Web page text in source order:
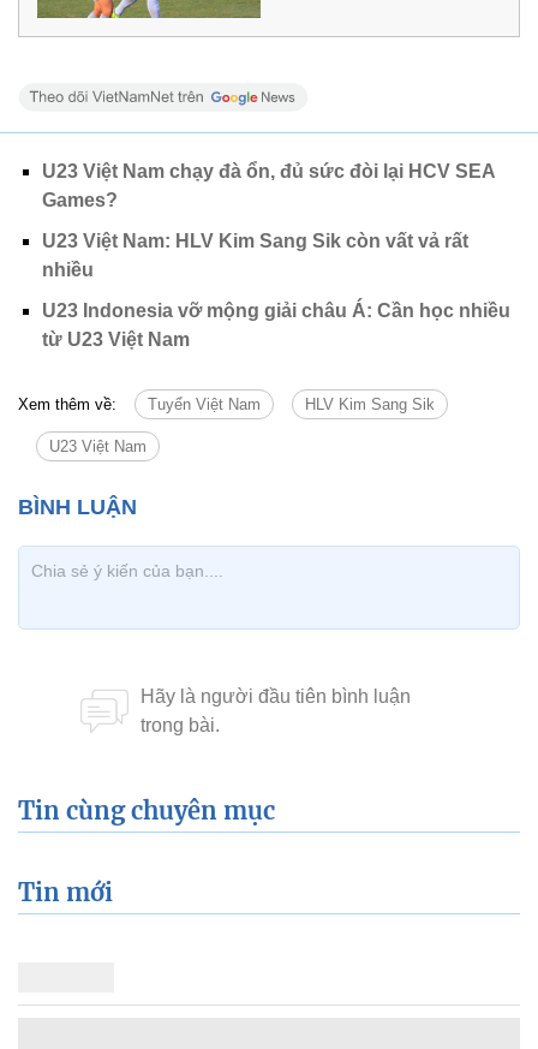
U23 Việt Nam chạy đà ổn, đủ sức đòi lại HCV SEA
Games?
U23 Việt Nam: HLV Kim Sang Sik còn vất vả rất
nhiều
U23 Indonesia vỡ mộng giải châu Á: Cần học nhiều
từ U23 Việt Nam
Xem thêm về: Tuyển Việt Nam HLV Kim Sang Sik
U23 Việt Nam
Tin cùng chuyên mục
Tin mới